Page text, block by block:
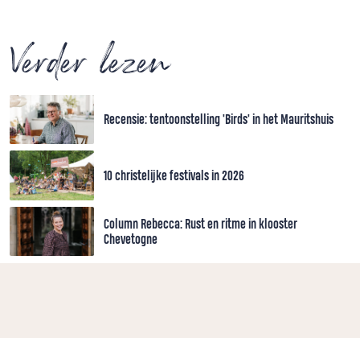
Verder lezen
Recensie: tentoonstelling 'Birds' in het Mauritshuis
10 christelijke festivals in 2026
Column Rebecca: Rust en ritme in klooster
Chevetogne